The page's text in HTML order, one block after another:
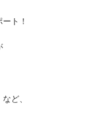
ト！
ど、